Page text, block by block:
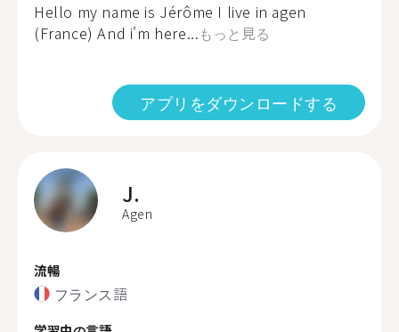
Hello my name is Jérôme I live in agen
(France) And i'm here...もっと見る
アプリをダウンロードする
J.
Agen
流暢
フランス語